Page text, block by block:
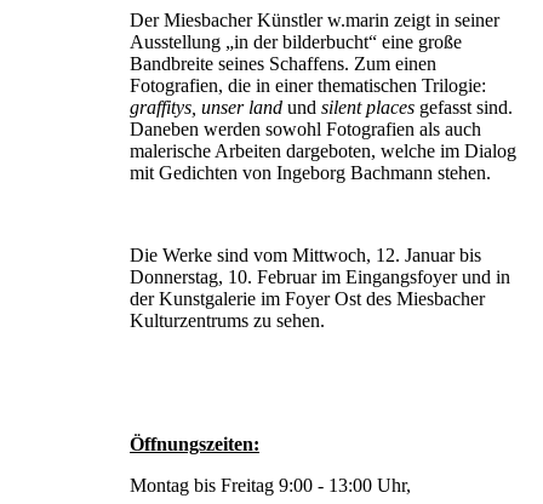
Der Miesbacher Künstler w.marin zeigt in seiner
Ausstellung „in der bilderbucht“ eine große
Bandbreite seines Schaffens. Zum einen
Fotografien, die in einer thematischen Trilogie:
graffitys, unser land und silent places gefasst sind.
Daneben werden sowohl Fotografien als auch
malerische Arbeiten dargeboten, welche im Dialog
mit Gedichten von Ingeborg Bachmann stehen.
Die Werke sind vom Mittwoch, 12. Januar bis
Donnerstag, 10. Februar im Eingangsfoyer und in
der Kunstgalerie im Foyer Ost des Miesbacher
Kulturzentrums zu sehen.
Öffnungszeiten:
Montag bis Freitag 9:00 - 13:00 Uhr,